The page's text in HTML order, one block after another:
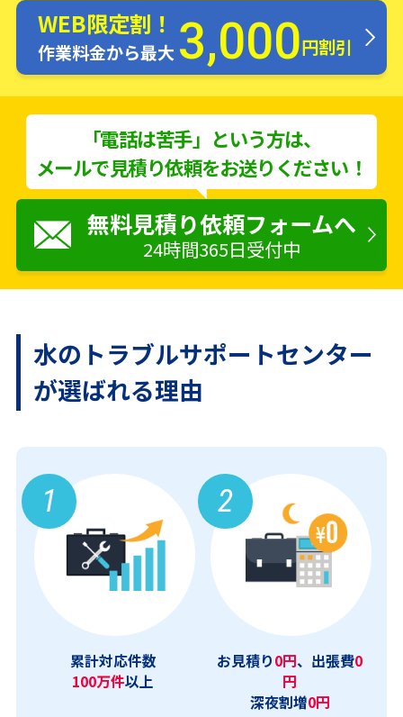
WEB限定割！
作業料金から最大 3,000円割引
「電話は苦手」という方は、
メールで見積り依頼をお送りください！
無料見積り依頼フォームへ
24時間365日受付中
水のトラブルサポートセンター
が選ばれる理由
1
累計対応件数
100万件以上
2
お見積り0円、出張費0
円
深夜割増0円